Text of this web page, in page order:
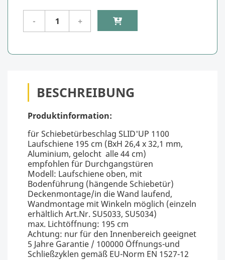
BESCHREIBUNG
Produktinformation:
für Schiebetürbeschlag SLID'UP 1100
Laufschiene 195 cm (BxH 26,4 x 32,1 mm,
Aluminium, gelocht alle 44 cm)
empfohlen für Durchgangstüren
Modell: Laufschiene oben, mit
Bodenführung (hängende Schiebetür)
Deckenmontage/in die Wand laufend,
Wandmontage mit Winkeln möglich (einzeln
erhältlich Art.Nr. SU5033, SU5034)
max. Lichtöffnung: 195 cm
Achtung: nur für den Innenbereich geeignet
5 Jahre Garantie / 100000 Öffnungs-und
Schließzyklen gemäß EU-Norm EN 1527-12